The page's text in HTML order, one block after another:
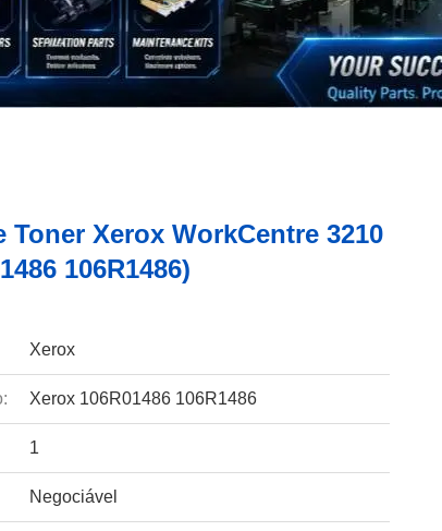
Toner Xerox WorkCentre 3210
106R1486)
Xerox
Xerox 106R01486 106R1486
1
Negociável